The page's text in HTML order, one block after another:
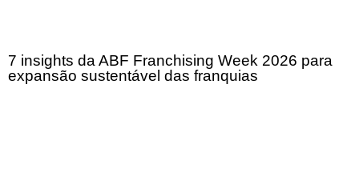
7 insights da ABF Franchising Week 2026 para
expansão sustentável das franquias